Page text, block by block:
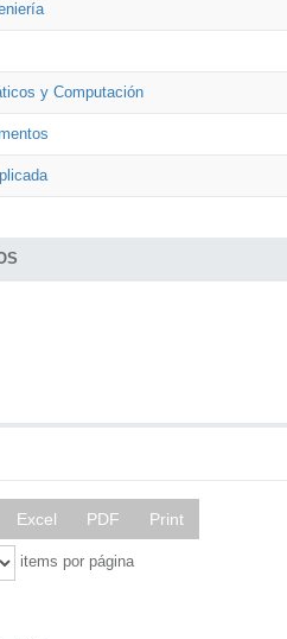
y Computación
Excel PDF Print
items por página